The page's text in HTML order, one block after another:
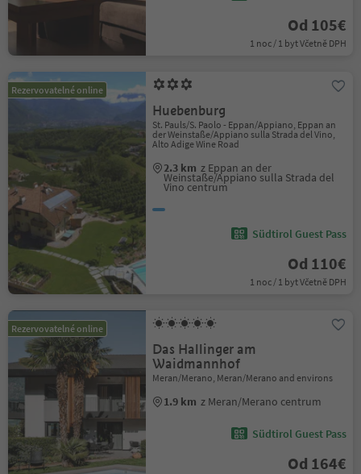
Od 105€
1 noc / 1 byt Včetně DPH
Rezervovatelné online
Huebenburg
St. Pauls/S. Paolo - Eppan/Appiano, Eppan an
der Weinstaße/Appiano sulla Strada del Vino,
Alto Adige Wine Road
2.3 km z Eppan an der
Weinstaße/Appiano sulla Strada del
Vino centrum
Südtirol Guest Pass
Od 110€
1 noc / 1 byt Včetně DPH
Rezervovatelné online
Das Hallinger am
Waidmannhof
Meran/Merano, Meran/Merano and environs
1.9 km z Meran/Merano centrum
Südtirol Guest Pass
Od 164€